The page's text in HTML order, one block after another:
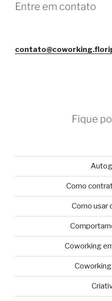
Entre em contato
Fique
Como
Como usar
Coworking